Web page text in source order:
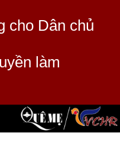
cho Dân chủ
làm